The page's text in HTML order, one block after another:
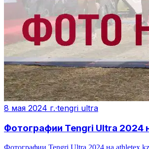
8 мая 2024 г.·tengri ultra
Фотографии Tengri Ultra 2024
Фотографии Tengri Ultra 2024 на